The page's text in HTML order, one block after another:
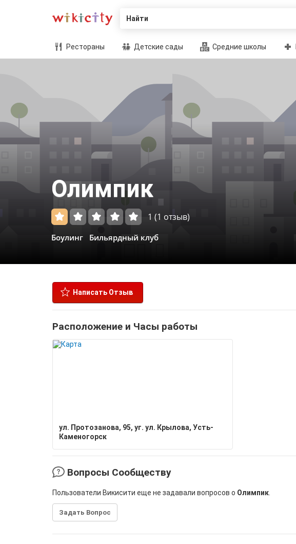
Найти
Рестораны Детские сады Средние школы
Олимпик
1 (1 отзыв)
Боулинг Бильярдный клуб
Написать Отзыв
Расположение и Часы работы
ул. Протозанова, 95, уг. ул. Крылова, Усть-
Каменогорск
Вопросы Сообществу
Пользователи Викисити еще не задавали вопросов о Олимпик
Задать Вопрос